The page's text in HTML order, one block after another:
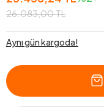
26.083,00 TL
Aynı gün kargoda!